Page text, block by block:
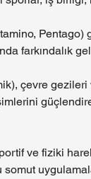
Pentago)
farkındalık
çevre
ve fiziki